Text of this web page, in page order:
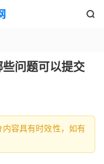

问题可以提交
容具有时效性，如有